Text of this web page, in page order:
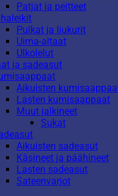
Patjat ja peitteet
Pulkat ja liukurit
Uima-altaat
Ulkolelut
ja sadeasut
Aikuisten
Lasten kumisaappaat
Muut jalkineet
Sukat
Aikuisten sadeasut
Käsineet ja päähineet
Lasten sadeasut
Sateenvarjot